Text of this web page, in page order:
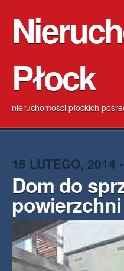
Płock
nieruchomości płockich
15 LUTEGO, 2014
Dom do